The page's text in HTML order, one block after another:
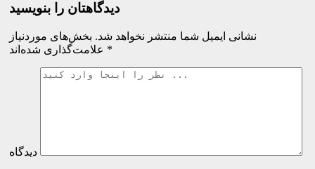
دیدگاهتان را بنویسید
نشانی ایمیل شما منتشر نخواهد شد. بخش‌های موردنیاز
*
دیدگاه